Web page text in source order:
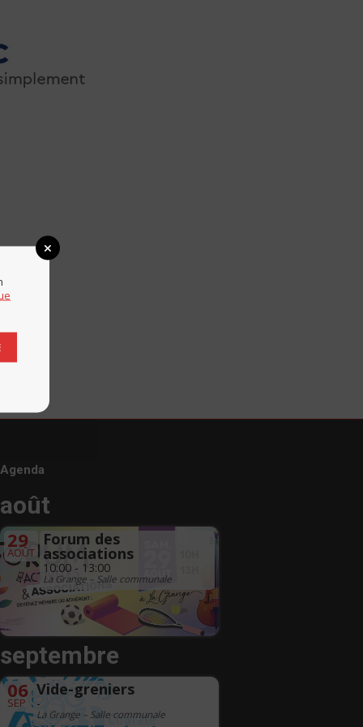
Agenda
août
29
AOÛT
Forum des
associations
10:00 - 13:00
La Grange – Salle communale
septembre
06
SEP
Vide-greniers
-
La Grange – Salle communale